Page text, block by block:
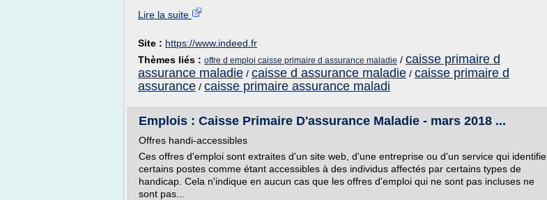
Lire la suite
Site : https://www.indeed.fr
Thèmes liés : offre d emploi caisse primaire d assurance maladie / caisse primaire d
assurance maladie / caisse d assurance maladie / caisse primaire d
assurance / caisse primaire assurance maladi
Emplois : Caisse Primaire D'assurance Maladie - mars 2018 ...
Offres handi-accessibles
Ces offres d'emploi sont extraites d'un site web, d'une entreprise ou d'un service qui identifie
certains postes comme étant accessibles à des individus affectés par certains types de
handicap. Cela n'indique en aucun cas que les offres d'emploi qui ne sont pas incluses ne
sont pas...